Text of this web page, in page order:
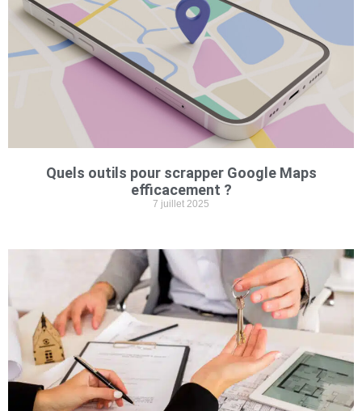
Quels outils pour scrapper Google Maps
efficacement ?
7 juillet 2025